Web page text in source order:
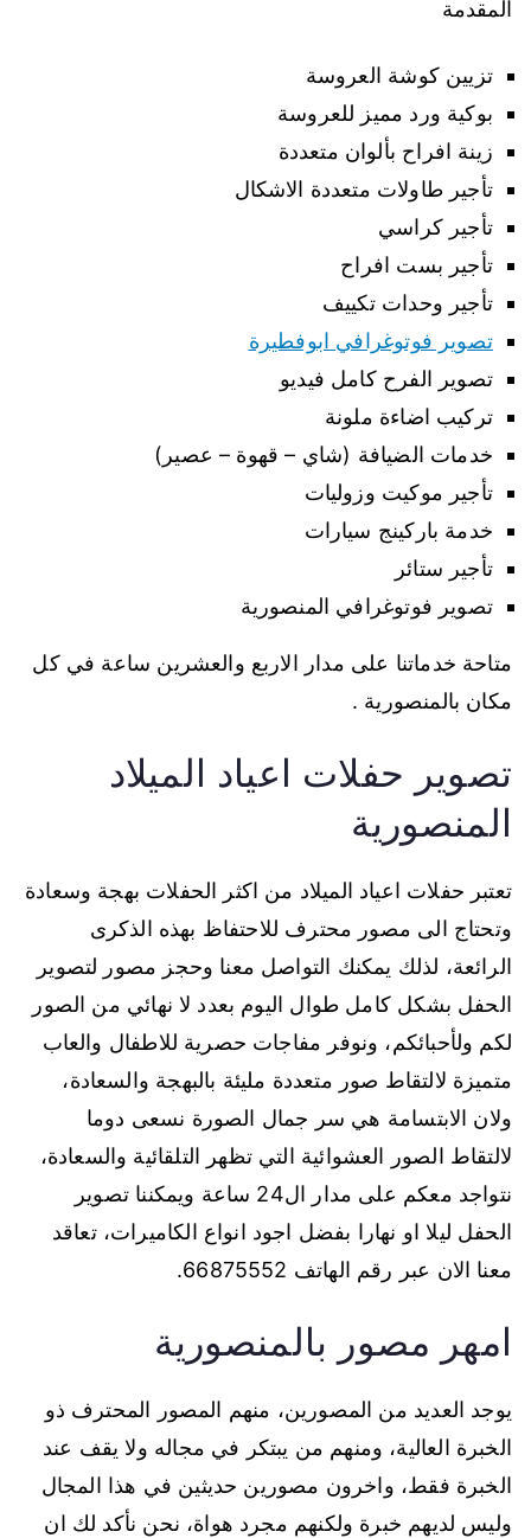
المقدمة
تزيين كوشة العروسة
بوكية ورد مميز للعروسة
زينة افراح بألوان متعددة
تأجير طاولات متعددة الاشكال
تأجير كراسي
تأجير بست افراح
تأجير وحدات تكييف
تصوير فوتوغرافي ابوفطيرة
تصوير الفرح كامل فيديو
تركيب اضاءة ملونة
خدمات الضيافة (شاي – قهوة – عصير)
تأجير موكيت وزوليات
خدمة باركينج سيارات
تأجير ستائر
تصوير فوتوغرافي المنصورية
متاحة خدماتنا على مدار الاربع والعشرين ساعة في كل
مكان بالمنصورية .
تصوير حفلات اعياد الميلاد
المنصورية
تعتبر حفلات اعياد الميلاد من اكثر الحفلات بهجة وسعادة
وتحتاج الى مصور محترف للاحتفاظ بهذه الذكرى
الرائعة، لذلك يمكنك التواصل معنا وحجز مصور لتصوير
الحفل بشكل كامل طوال اليوم بعدد لا نهائي من الصور
لكم ولأحبائكم، ونوفر مفاجات حصرية للاطفال والعاب
متميزة لالتقاط صور متعددة مليئة بالبهجة والسعادة،
ولان الابتسامة هي سر جمال الصورة نسعى دوما
لالتقاط الصور العشوائية التي تظهر التلقائية والسعادة،
نتواجد معكم على مدار ال24 ساعة ويمكننا تصوير
الحفل ليلا او نهارا بفضل اجود انواع الكاميرات، تعاقد
معنا الان عبر رقم الهاتف 66875552.
امهر مصور بالمنصورية
يوجد العديد من المصورين، منهم المصور المحترف ذو
الخبرة العالية، ومنهم من يبتكر في مجاله ولا يقف عند
الخبرة فقط، واخرون مصورين حديثين في هذا المجال
وليس لديهم خبرة ولكنهم مجرد هواة، نحن نأكد لك ان